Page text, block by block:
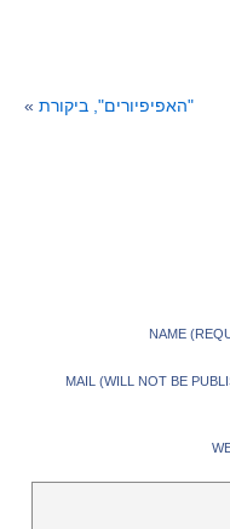
"האפיפיורים", ביקורת »
NAME
MAIL (WILL NOT BE